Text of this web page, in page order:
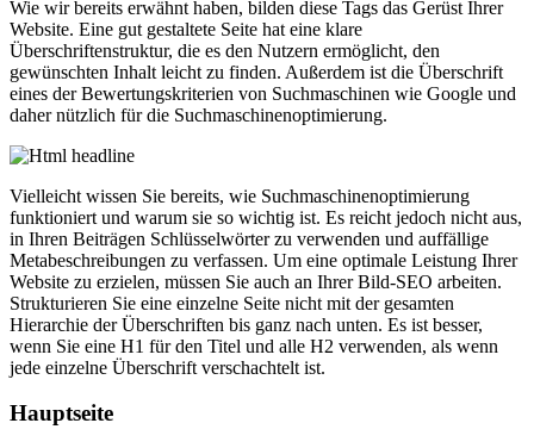
Wie wir bereits erwähnt haben, bilden diese Tags das Gerüst Ihrer
Website. Eine gut gestaltete Seite hat eine klare
Überschriftenstruktur, die es den Nutzern ermöglicht, den
gewünschten Inhalt leicht zu finden. Außerdem ist die Überschrift
eines der Bewertungskriterien von Suchmaschinen wie Google und
daher nützlich für die Suchmaschinenoptimierung.
Vielleicht wissen Sie bereits, wie Suchmaschinenoptimierung
funktioniert und warum sie so wichtig ist. Es reicht jedoch nicht aus,
in Ihren Beiträgen Schlüsselwörter zu verwenden und auffällige
Metabeschreibungen zu verfassen. Um eine optimale Leistung Ihrer
Website zu erzielen, müssen Sie auch an Ihrer Bild-SEO arbeiten.
Strukturieren Sie eine einzelne Seite nicht mit der gesamten
Hierarchie der Überschriften bis ganz nach unten. Es ist besser,
wenn Sie eine H1 für den Titel und alle H2 verwenden, als wenn
jede einzelne Überschrift verschachtelt ist.
Hauptseite